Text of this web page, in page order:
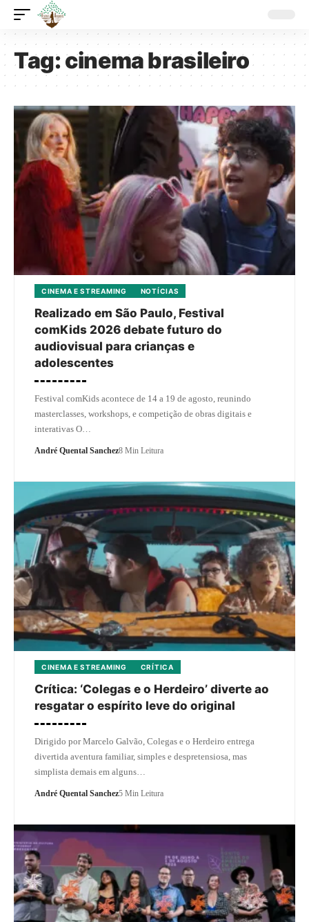
Tag:cinema brasileiro
CINEMA E STREAMING NOTÍCIAS
Realizado em São Paulo, Festival
comKids 2026 debate futuro do
audiovisual para crianças e
adolescentes
Festival comKids acontece de 14 a 19 de agosto, reunindo
masterclasses, workshops, e competição de obras digitais e
interativas O…
André Quental Sanchez8 Min Leitura
CINEMA E STREAMING CRÍTICA
Crítica: ‘Colegas e o Herdeiro’ diverte ao
resgatar o espírito leve do original
Dirigido por Marcelo Galvão, Colegas e o Herdeiro entrega
divertida aventura familiar, simples e despretensiosa, mas
simplista demais em alguns…
André Quental Sanchez5 Min Leitura